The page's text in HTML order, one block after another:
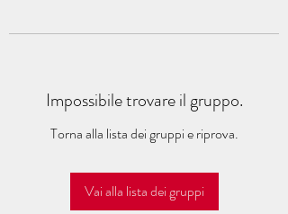
Impossibile trovare il gruppo.
Torna alla lista dei gruppi e riprova.
Vai alla lista dei gruppi